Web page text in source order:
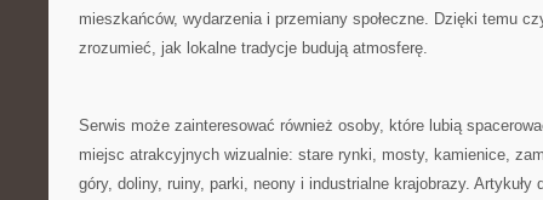
mieszkańców, wydarzenia i przemiany społeczne. Dzięki temu
zrozumieć, jak lokalne tradycje budują atmosferę.
Serwis może zainteresować również osoby, które lubią
miejsc atrakcyjnych wizualnie: stare rynki, mosty, kamienice,
góry, doliny, ruiny, parki, neony i industrialne krajobrazy. Artykuły